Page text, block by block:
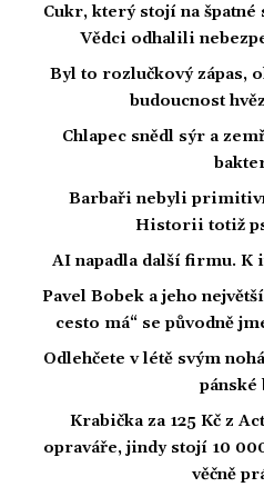
Cukr, který stojí na špatné
Vědci odhalili
Byl to rozlučkový zápas,
budoucnost
Chlapec snědl sýr a
Barbaři nebyli
Historii totiž
AI napadla další firmu. K
Pavel Bobek a jeho
cesto má“ se původně
Odlehčete v létě svým
pánské
Krabička za 125 Kč z
opraváře, jindy stojí 10
věčně